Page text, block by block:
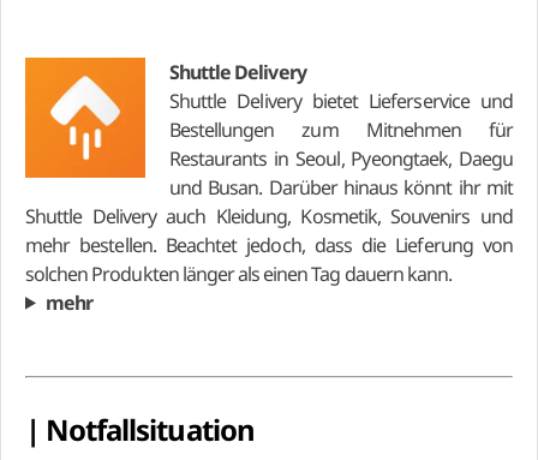
Shuttle Delivery
Shuttle Delivery bietet Lieferservice und
Bestellungen zum Mitnehmen für
Restaurants in Seoul, Pyeongtaek, Daegu
und Busan. Darüber hinaus könnt ihr mit
Shuttle Delivery auch Kleidung, Kosmetik, Souvenirs und
mehr bestellen. Beachtet jedoch, dass die Lieferung von
solchen Produkten länger als einen Tag dauern kann.
mehr
| Notfallsituation